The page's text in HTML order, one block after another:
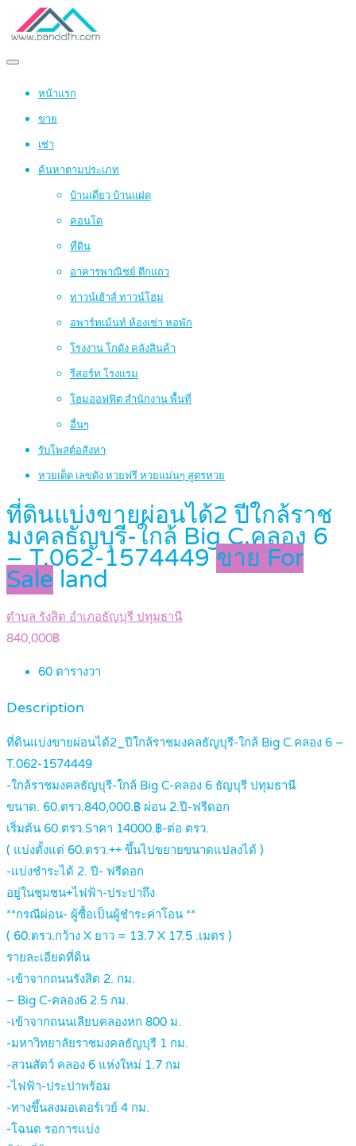
หน้าแรก
ขาย
เช่า
ค้นหาตามประเภท
บ้านเดี่ยว บ้านแฝด
คอนโด
ที่ดิน
อาคารพาณิชย์ ตึกแถว
ทาวน์เฮ้าส์ ทาวน์โฮม
อพาร์ทเม้นท์ ห้องเช่า หอพัก
โรงงาน โกดัง คลังสินค้า
รีสอร์ท โรงแรม
โฮมออฟฟิต สำนักงาน พื้นที่
อื่นๆ
รับโพสต์อสังหา
หวยเด็ด เลขดัง หวยฟรี หวยแม่นๆ สูตรหวย
ที่ดินแบ่งขายผ่อนได้2 ปีใกล้ราช
มงคลธัญบุรี-ใกล้ Big C.คลอง 6
– T.062-1574449ขาย For
Sale land
ตำบล รังสิต อำเภอธัญบุรี ปทุมธานี
840,000฿
60 ตารางวา
Description
ที่ดินแบ่งขายผ่อนได้2_ปีใกล้ราชมงคลธัญบุรี-ใกล้ Big C.คลอง 6 –
T.062-1574449
-ใกล้ราชมงคลธัญบุรี-ใกล้ Big C-คลอง 6 ธัญบุรี ปทุมธานี
ขนาด. 60.ตรว.840,000.฿ ผ่อน 2.ปี-ฟรีดอก
เริ่มต้น 60.ตรว.Sาคา 14000.฿-ต่อ ตรว.
( แบ่งตั้งแต่ 60.ตรว.++ ขึ้นไปขยายขนาดแปลงได้ )
-แบ่งชำระได้ 2. ปี- ฟรีดอก
อยู่ในชุมชน+ไฟฟ้า-ประปาถึง
**กรณีผ่อน- ผู้ซื้อเป็นผู้ชำระค่าโอน **
( 60.ตรว.กว้าง X ยาว = 13.7 X 17.5 .เมตร )
รายละเอียดที่ดิน
-เข้าจากถนนรังสิต 2. กม.
– Big C-คลอง6 2.5 กม.
-เข้าจากถนนเลียบคลองหก 800 ม.
-มหาวิทยาลัยราชมงคลธัญบุรี 1 กม.
-สวนสัตว์ คลอง 6 แห่งใหม่ 1.7 กม
-ไฟฟ้า-ประปาพร้อม
-ทางขึ้นลงมอเตอร์เวย์ 4 กม.
-โฉนด รอการแบ่ง